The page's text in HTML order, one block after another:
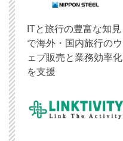
ITと旅行の豊富な知見
で海外・国内旅行のウ
ェブ販売と業務効率化
を支援